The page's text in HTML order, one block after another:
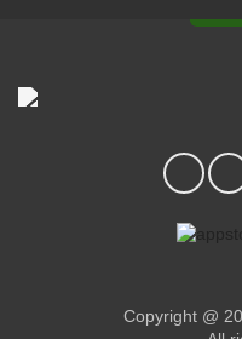
Copyright @